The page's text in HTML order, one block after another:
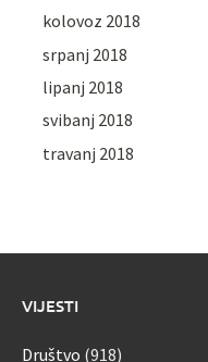
kolovoz 2018
srpanj 2018
lipanj 2018
svibanj 2018
travanj 2018
VIJESTI
Društvo (918)